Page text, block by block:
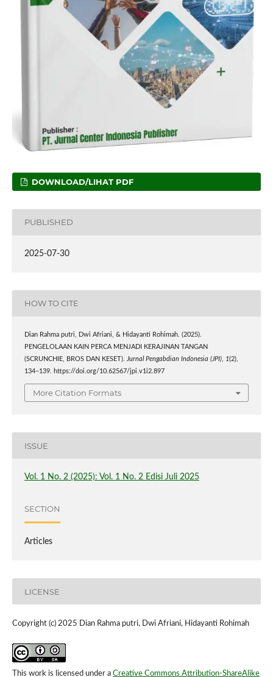
DOWNLOAD/LIHAT PDF
PUBLISHED
2025-07-30
HOW TO CITE
Dian Rahma putri, Dwi Afriani, & Hidayanti Rohimah. (2025).
PENGELOLAAN KAIN PERCA MENJADI KERAJINAN TANGAN
(SCRUNCHIE, BROS DAN KESET).
Jurnal Pengabdian Indonesia (JPI), 1(2),
134–139. https://doi.org/10.62567/jpi.v1i2.897
More Citation Formats
ISSUE
Vol. 1 No. 2 (2025): Vol. 1 No. 2 Edisi Juli 2025
SECTION
Articles
LICENSE
Copyright (c) 2025 Dian Rahma putri, Dwi Afriani, Hidayanti Rohimah
This work is licensed under a Creative Commons Attribution-ShareAlike